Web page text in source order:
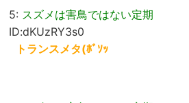
5: スズメは害鳥ではない定期
ID:dKUzRY3s0
トランスメタ(ﾎﾞｿｯ